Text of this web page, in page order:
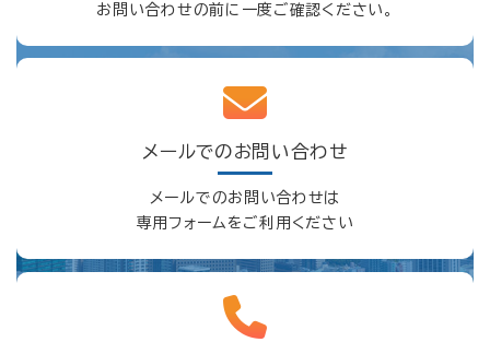
お問い合わせの前に一度ご確認ください。
メールでのお問い合わせ
メールでのお問い合わせは
専用フォームをご利用ください